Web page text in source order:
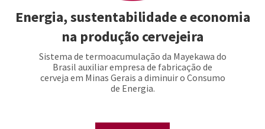
Energia, sustentabilidade e economia
na produção cervejeira
Sistema de termoacumulação da Mayekawa do
Brasil auxiliar empresa de fabricação de
cerveja em Minas Gerais a diminuir o Consumo
de Energia.